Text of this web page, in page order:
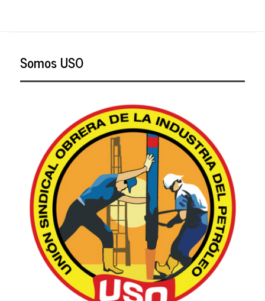
en
marzo
Somos USO